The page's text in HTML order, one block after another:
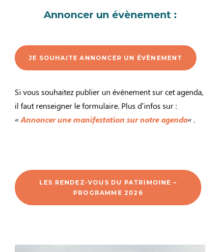
Annoncer un évènement :
JE SOUHAITE ANNONCER UN ÉVÈNEMENT
Si vous souhaitez publier un évènement sur cet agenda,
il faut renseigner le formulaire. Plus d’infos sur :
«Annoncer une manifestation sur notre agenda« .
LES RENDEZ-VOUS DU PATRIMOINE –
PROGRAMME 2026